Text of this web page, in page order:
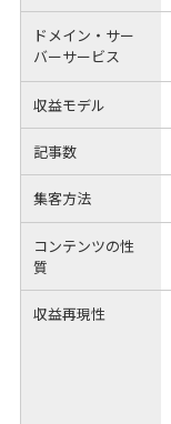
ドメイン・サー
バーサービス
収益モデル
記事数
集客方法
コンテンツの性
質
収益再現性